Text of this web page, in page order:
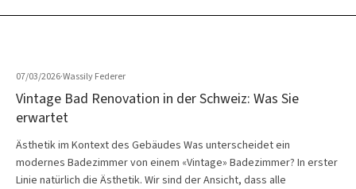
07/03/2026·Wassily Federer
Vintage Bad Renovation in der Schweiz: Was Sie
erwartet
Ästhetik im Kontext des Gebäudes Was unterscheidet ein
modernes Badezimmer von einem «Vintage» Badezimmer? In erster
Linie natürlich die Ästhetik. Wir sind der Ansicht, dass alle